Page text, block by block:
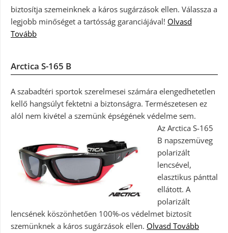
biztosítja szemeinknek a káros sugárzások ellen. Válassza a
legjobb minőséget a tartósság garanciájával! Olvasd
Tovább
Arctica S-165 B
A szabadtéri sportok szerelmesei számára elengedhetetlen
kellő hangsúlyt fektetni a biztonságra. Természetesen ez
alól nem kivétel a szemünk épségének védelme sem.
Az Arctica S-165
B napszemüveg
polarizált
lencsével,
elasztikus pánttal
ellátott. A
polarizált
lencsének köszönhetően 100%-os védelmet biztosít
szemünknek a káros sugárzások ellen. Olvasd Tovább